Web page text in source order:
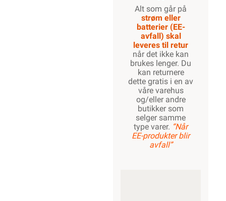
Alt som går på
strøm eller
batterier (EE-
avfall) skal
leveres til retur
når det ikke kan
brukes lenger. Du
kan returnere
dette gratis i en av
våre varehus
og/eller andre
butikker som
selger samme
type varer. “Når
EE-produkter blir
avfall”